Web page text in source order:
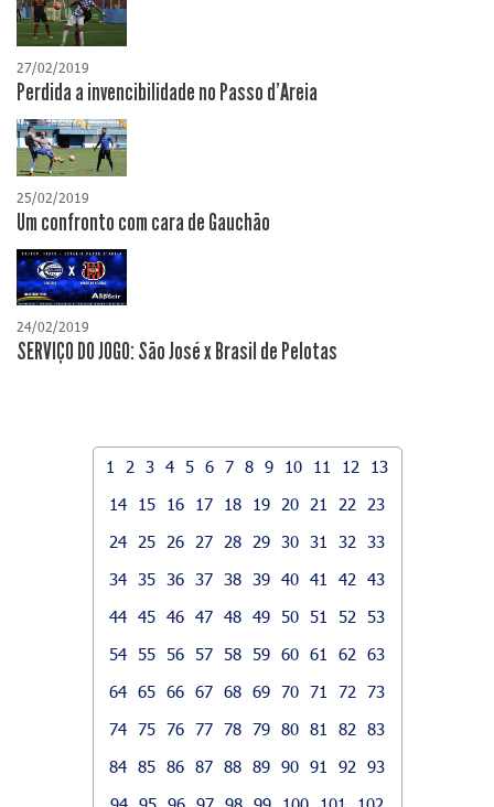
27/02/2019
Perdida a invencibilidade no Passo d'Areia
25/02/2019
Um confronto com cara de Gauchão
24/02/2019
SERVIÇO DO JOGO: São José x Brasil de Pelotas
1 2 3 4 5 6 7 8 9 10 11 12
13
14
15 16 17 18 19 20 21 22
23
24
25 26 27 28 29 30 31 32
33
34 35 36 37 38 39 40 41 42
43
44 45 46 47 48 49 50 51 52
53
54 55 56 57 58 59 60 61 62
63
64 65 66 67 68 69 70 71 72
73
74 75 76 77 78 79 80 81 82
83
84 85 86 87 88 89 90 91 92
93